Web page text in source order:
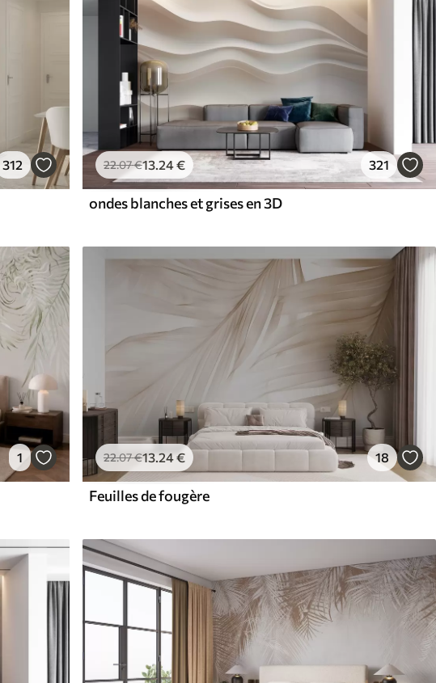
312 22.07€13.24€ 321
ondes blanches et grises en 3D
1 22.07€13.24€ 18
Feuilles de fougère